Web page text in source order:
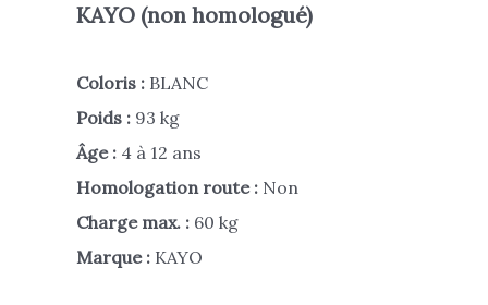
KAYO (non homologué)
Coloris : BLANC
Poids : 93 kg
Âge : 4 à 12 ans
Homologation route : Non
Charge max. : 60 kg
Marque : KAYO